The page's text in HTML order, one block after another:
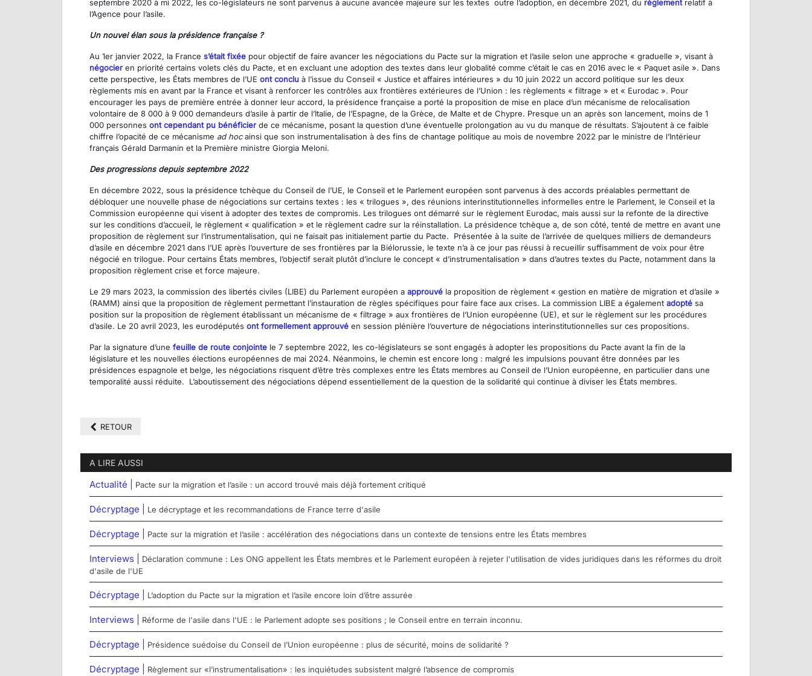
septembre 2020 à mi 2022, les co-législateurs ne sont parvenus à aucune avancée majeure sur les textes outre l’adoption, en décembre 2021, du règlementrelatif à
l’Agence pour l’asile.
Un nouvel élan sous la présidence française ?
Au 1er janvier 2022, la France s’était fixée pour objectif de faire avancer les négociations du Pacte sur la migration et l’asile selon une approche « graduelle », visant à
négocieren priorité certains volets clés du Pacte, et en excluant une adoption des textes dans leur globalité comme c’était le cas en 2016 avec le « Paquet asile ». Dans
cette perspective, les États membres de l’UE ont conclu à l’issue du Conseil « Justice et affaires intérieures » du 10 juin 2022 un accord politique sur les deux
règlements mis en avant par la France et visant à renforcer les contrôles aux frontières extérieures de l’Union : les règlements « filtrage » et « Eurodac ». Pour
encourager les pays de première entrée à donner leur accord, la présidence française a porté la proposition de mise en place d’un mécanisme de relocalisation
volontaire de 8 000 à 9 000 demandeurs d’asile à partir de l’Italie, de l’Espagne, de la Grèce, de Malte et de Chypre. Presque un an après son lancement, moins de 1
000 personnes ont cependant pu bénéficierde ce mécanisme, posant la question d’une éventuelle prolongation au vu du manque de résultats. S’ajoutent à ce faible
chiffre l’opacité de ce mécanisme ad hocainsi que son instrumentalisation à des fins de chantage politique au mois de novembre 2022 par le ministre de l’Intérieur
français Gérald Darmanin et la Première ministre Giorgia Meloni.
Des progressions depuis septembre 2022
En décembre 2022, sous la présidence tchèque du Conseil de l’UE, le Conseil et le Parlement européen sont parvenus à des accords préalables permettant de
débloquer une nouvelle phase de négociations sur certains textes : les « trilogues », des réunions interinstitutionnelles informelles entre le Parlement, le Conseil et la
Commission européenne qui visent à adopter des textes de compromis. Les trilogues ont démarré sur le règlement Eurodac, mais aussi sur la refonte de la directive
sur les conditions d’accueil, le règlement « qualification » et le règlement cadre sur la réinstallation. La présidence tchèque a, de son côté, tenté de mettre en avant une
proposition de règlement sur l’instrumentalisation, qui ne faisait pas initialement partie du Pacte. Présentée à la suite de l’arrivée de quelques milliers de demandeurs
d’asile en décembre 2021 dans l’UE après l’ouverture de ses frontières par la Biélorussie, le texte n’a à ce jour pas réussi à recueillir suffisamment de voix pour être
négocié en trilogue. Pour certains États membres, l’objectif serait plutôt d’inclure le concept « d’instrumentalisation » dans d’autres textes du Pacte, notamment dans la
proposition règlement crise et force majeure.
Le 29 mars 2023, la commission des libertés civiles (LIBE) du Parlement européen a approuvé la proposition de règlement « gestion en matière de migration et d’asile »
(RAMM) ainsi que la proposition de règlement permettant l’instauration de règles spécifiques pour faire face aux crises. La commission LIBE a également adopté sa
position sur la proposition de règlement établissant un mécanisme de « filtrage » aux frontières de l’Union européenne (UE), et sur le règlement sur les procédures
d’asile. Le 20 avril 2023, les eurodéputés ont formellement approuvé en session plénière l’ouverture de négociations interinstitutionnelles sur ces propositions.
Par la signature d’une feuille de route conjointe le 7 septembre 2022, les co-législateurs se sont engagés à adopter les propositions du Pacte avant la fin de la
législature et les nouvelles élections européennes de mai 2024. Néanmoins, le chemin est encore long : malgré les impulsions pouvant être données par les
présidences espagnole et belge, les négociations risquent d’être très complexes entre les États membres au Conseil de l’Union européenne, en particulier dans une
temporalité aussi réduite. L’aboutissement des négociations dépend essentiellement de la question de la solidarité qui continue à diviser les États membres.
RETOUR
A LIRE AUSSI
Actualité | Pacte sur la migration et l’asile : un accord trouvé mais déjà fortement critiqué
Décryptage | Le décryptage et les recommandations de France terre d'asile
Décryptage | Pacte sur la migration et l’asile : accélération des négociations dans un contexte de tensions entre les États membres
Interviews |
Déclaration commune : Les ONG appellent les États membres et le Parlement européen à rejeter l'utilisation de vides juridiques dans les réformes du droit
d'asile de l'UE
Décryptage | L’adoption du Pacte sur la migration et l’asile encore loin d’être assurée
Interviews | Réforme de l'asile dans l'UE : le Parlement adopte ses positions ; le Conseil entre en terrain inconnu.
Décryptage | Présidence suédoise du Conseil de l’Union européenne : plus de sécurité, moins de solidarité ?
Décryptage | Règlement sur «l’instrumentalisation» : les inquiétudes subsistent malgré l’absence de compromis